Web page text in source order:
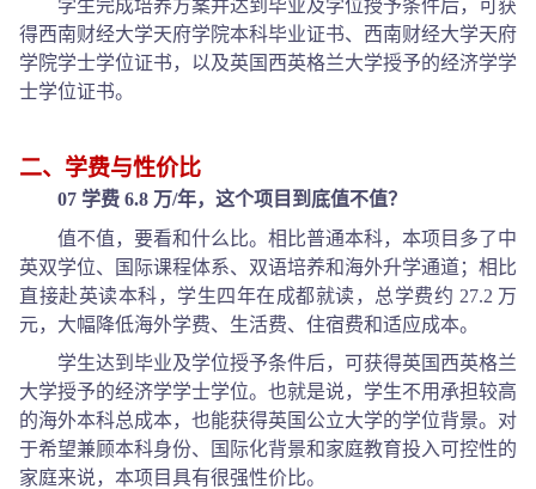
学生完成培养方案并达到毕业及学位授予条件后，可获
得西南财经大学天府学院本科毕业证书、西南财经大学天府
学院学士学位证书，以及英国西英格兰大学授予的经济学学
士学位证书。
二、学费与性价比
07 学费 6.8 万/年，这个项目到底值不值？
值不值，要看和什么比。相比普通本科，本项目多了中
英双学位、国际课程体系、双语培养和海外升学通道；相比
直接赴英读本科，学生四年在成都就读，总学费约 27.2 万
元，大幅降低海外学费、生活费、住宿费和适应成本。
学生达到毕业及学位授予条件后，可获得英国西英格兰
大学授予的经济学学士学位。也就是说，学生不用承担较高
的海外本科总成本，也能获得英国公立大学的学位背景。对
于希望兼顾本科身份、国际化背景和家庭教育投入可控性的
家庭来说，本项目具有很强性价比。